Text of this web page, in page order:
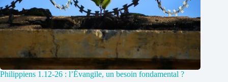
Philippiens 1.12-26 : l’Évangile, un besoin fondamental ?